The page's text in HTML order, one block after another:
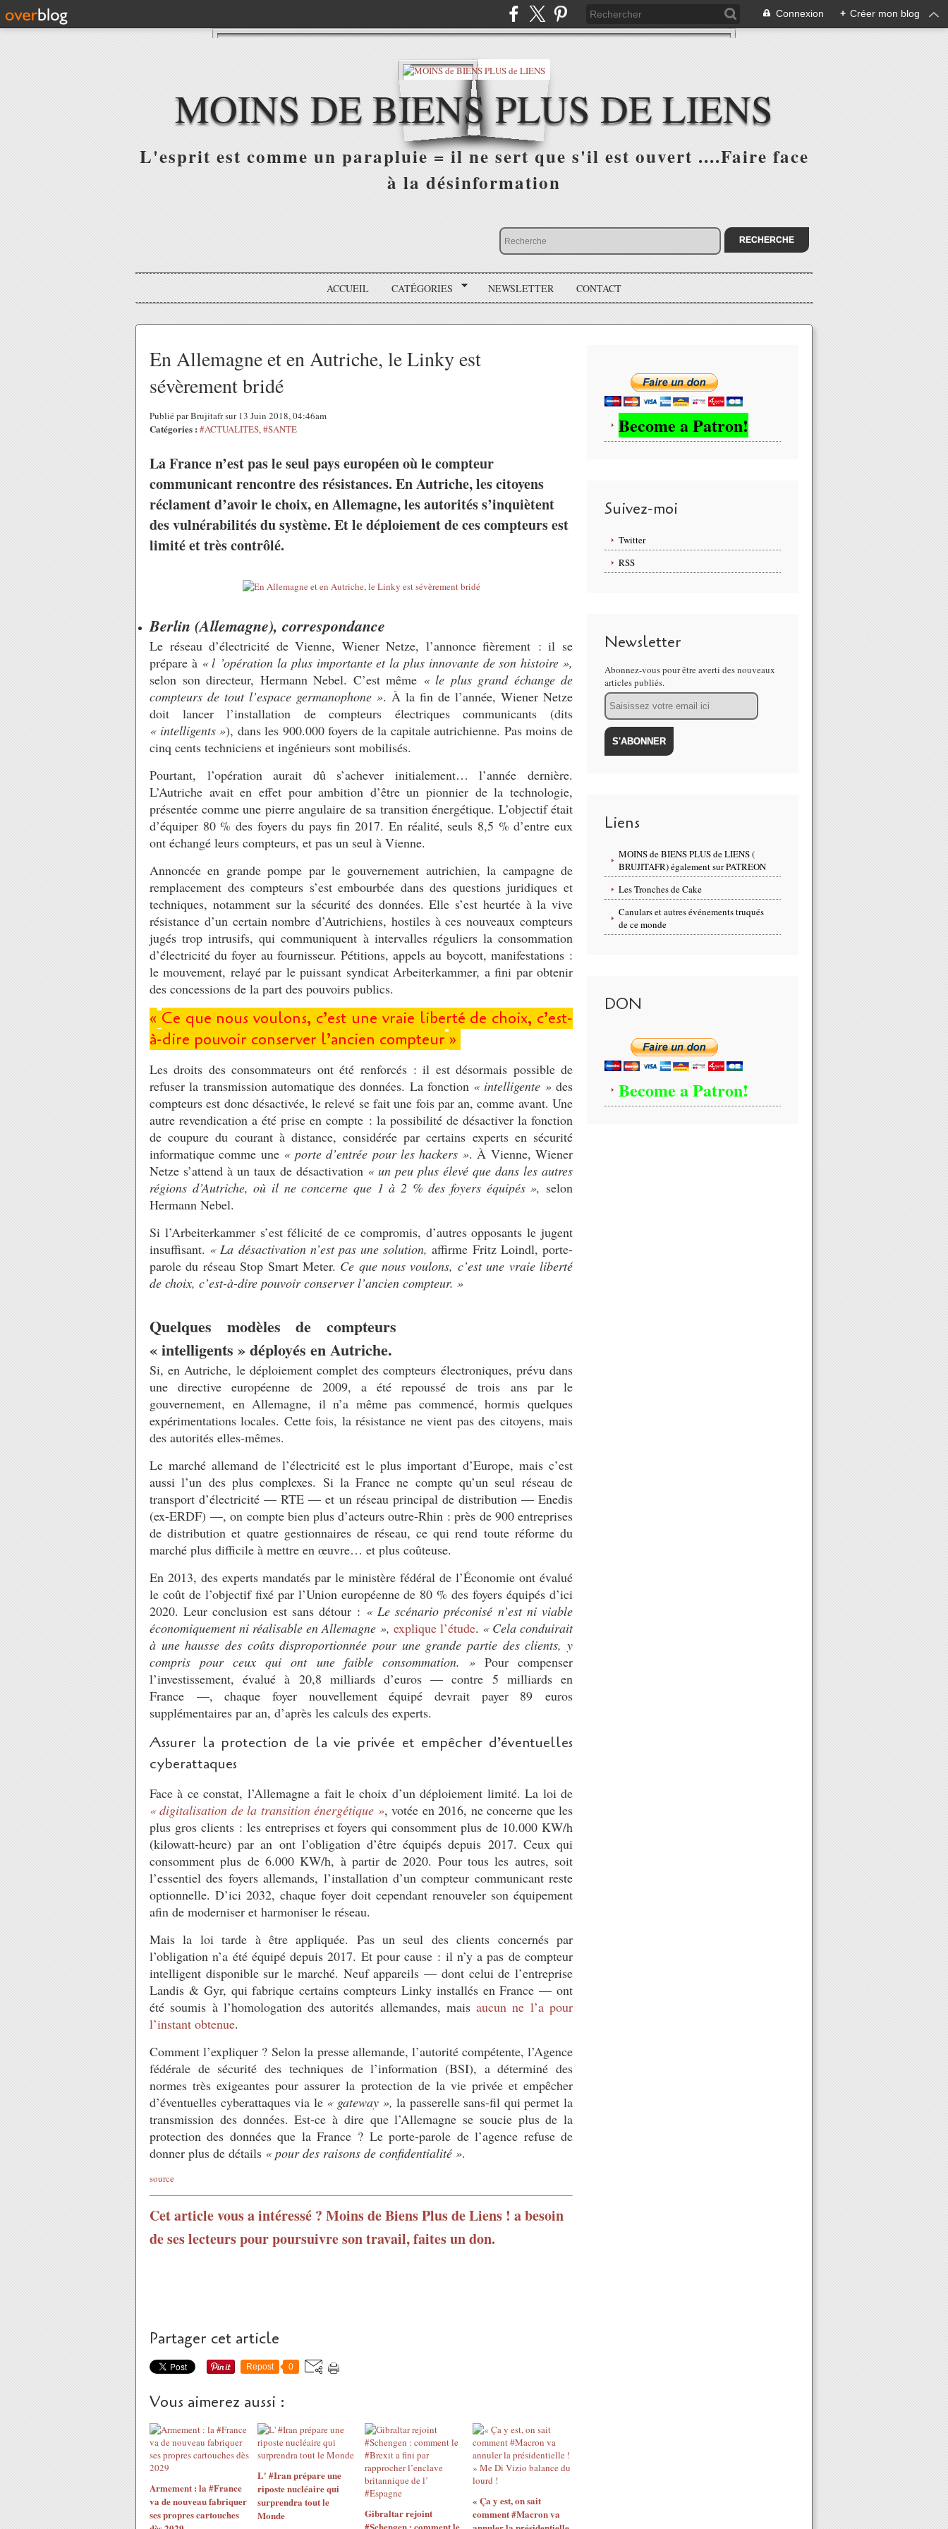
Connexion + Créer mon blog
MOINS DE BIENS PLUS DE LIENS
L'esprit est comme un parapluie = il ne sert que s'il est ouvert ....Faire face
à la désinformation
ACCUEIL CATÉGORIES NEWSLETTER CONTACT
En Allemagne et en Autriche, le Linky est
sévèrement bridé
Publié par Brujitafr sur 13 Juin 2018, 04:46am
Catégories : #ACTUALITES,#SANTE
La France n’est pas le seul pays européen où le compteur
communicant rencontre des résistances. En Autriche, les citoyens
réclament d’avoir le choix, en Allemagne, les autorités s’inquiètent
des vulnérabilités du système. Et le déploiement de ces compteurs est
limité et très contrôlé.
Berlin (Allemagne), correspondance
Le réseau d’électricité de Vienne, Wiener Netze, l’annonce fièrement : il se
prépare à « l ’opération la plus importante et la plus innovante de son histoire »,
selon son directeur, Hermann Nebel. C’est même « le plus grand échange de
compteurs de tout l’espace germanophone ». À la fin de l’année, Wiener Netze
doit lancer l’installation de compteurs électriques communicants (dits
« intelligents »), dans les 900.000 foyers de la capitale autrichienne. Pas moins de
cinq cents techniciens et ingénieurs sont mobilisés.
Pourtant, l’opération aurait dû s’achever initialement… l’année dernière.
L’Autriche avait en effet pour ambition d’être un pionnier de la technologie,
présentée comme une pierre angulaire de sa transition énergétique. L’objectif était
d’équiper 80 % des foyers du pays fin 2017. En réalité, seuls 8,5 % d’entre eux
ont échangé leurs compteurs, et pas un seul à Vienne.
Annoncée en grande pompe par le gouvernement autrichien, la campagne de
remplacement des compteurs s’est embourbée dans des questions juridiques et
techniques, notamment sur la sécurité des données. Elle s’est heurtée à la vive
résistance d’un certain nombre d’Autrichiens, hostiles à ces nouveaux compteurs
jugés trop intrusifs, qui communiquent à intervalles réguliers la consommation
d’électricité du foyer au fournisseur. Pétitions, appels au boycott, manifestations :
le mouvement, relayé par le puissant syndicat Arbeiterkammer, a fini par obtenir
des concessions de la part des pouvoirs publics.
« Ce que nous voulons, c’est une vraie liberté de choix, c’est-
à-dire pouvoir conserver l’ancien compteur »
Les droits des consommateurs ont été renforcés : il est désormais possible de
refuser la transmission automatique des données. La fonction « intelligente »des
compteurs est donc désactivée, le relevé se fait une fois par an, comme avant. Une
autre revendication a été prise en compte : la possibilité de désactiver la fonction
de coupure du courant à distance, considérée par certains experts en sécurité
informatique comme une « porte d’entrée pour les hackers ». À Vienne, Wiener
Netze s’attend à un taux de désactivation « un peu plus élevé que dans les autres
régions d’Autriche, où il ne concerne que 1 à 2 % des foyers équipés », selon
Hermann Nebel.
Si l’Arbeiterkammer s’est félicité de ce compromis, d’autres opposants le jugent
insuffisant. « La désactivation n’est pas une solution, affirme Fritz Loindl, porte-
parole du réseau Stop Smart Meter. Ce que nous voulons, c’est une vraie liberté
de choix, c’est-à-dire pouvoir conserver l’ancien compteur. »
Quelques modèles de compteurs
«intelligents » déployés en Autriche.
Si, en Autriche, le déploiement complet des compteurs électroniques, prévu dans
une directive européenne de 2009, a été repoussé de trois ans par le
gouvernement, en Allemagne, il n’a même pas commencé, hormis quelques
expérimentations locales. Cette fois, la résistance ne vient pas des citoyens, mais
des autorités elles-mêmes.
Le marché allemand de l’électricité est le plus important d’Europe, mais c’est
aussi l’un des plus complexes. Si la France ne compte qu’un seul réseau de
transport d’électricité —RTE — et un réseau principal de distribution — Enedis
(ex-ERDF) —, on compte bien plus d’acteurs outre-Rhin : près de 900 entreprises
de distribution et quatre gestionnaires de réseau, ce qui rend toute réforme du
marché plus difficile à mettre en œuvre… et plus coûteuse.
En 2013, des experts mandatés par le ministère fédéral de l’Économie ont évalué
le coût de l’objectif fixé par l’Union européenne de 80 % des foyers équipés d’ici
2020. Leur conclusion est sans détour : « Le scénario préconisé n’est ni viable
économiquement ni réalisable en Allemagne », explique l’étude. « Cela conduirait
à une hausse des coûts disproportionnée pour une grande partie des clients, y
compris pour ceux qui ont une faible consommation.
»Pour compenser
l’investissement, évalué à 20,8 milliards d’euros — contre 5 milliards en
France —, chaque foyer nouvellement équipé devrait payer 89 euros
supplémentaires par an, d’après les calculs des experts.
Assurer la protection de la vie privée et empêcher d’éventuelles
cyberattaques
Face à ce constat, l’Allemagne a fait le choix d’un déploiement limité. La loi de
« digitalisation de la transition énergétique », votée en 2016, ne concerne que les
plus gros clients : les entreprises et foyers qui consomment plus de 10.000 KW/h
(kilowatt-heure) par an ont l’obligation d’être équipés depuis 2017. Ceux qui
consomment plus de 6.000KW/h, à partir de 2020. Pour tous les autres, soit
l’essentiel des foyers allemands, l’installation d’un compteur communicant reste
optionnelle. D’ici 2032, chaque foyer doit cependant renouveler son équipement
afin de moderniser et harmoniser le réseau.
Mais la loi tarde à être appliquée. Pas un seul des clients concernés par
l’obligation n’a été équipé depuis 2017. Et pour cause : il n’y a pas de compteur
intelligent disponible sur le marché. Neuf appareils — dont celui de l’entreprise
Landis & Gyr, qui fabrique certains compteurs Linky installés en France — ont
été soumis à l’homologation des autorités allemandes, maisaucun ne l’a pour
l’instant obtenue.
Comment l’expliquer ? Selon la presse allemande, l’autorité compétente, l’Agence
fédérale de sécurité des techniques de l’information (BSI), a déterminé des
normes très exigeantes pour assurer la protection de la vie privée et empêcher
d’éventuelles cyberattaques via le « gateway », la passerelle sans-fil qui permet la
transmission des données. Est-ce à dire que l’Allemagne se soucie plus de la
protection des données que la France ? Le porte-parole de l’agence refuse de
donner plus de détails « pour des raisons de confidentialité ».
source
Cet article vous a intéressé ? Moins de Biens Plus de Liens ! a besoin
de ses lecteurs pour poursuivre son travail, faites un don.
Partager cet article
Repost 0
Vous aimerez aussi :
Armement : la #France
va de nouveau fabriquer
ses propres cartouches
L' #Iran prépare une
riposte nucléaire qui
surprendra tout le
Monde
Gibraltar rejoint
« Ça y est, on sait
comment #Macron va
Become a Patron!
Suivez-moi
Twitter
RSS
Newsletter
Abonnez-vous pour être averti des nouveaux
articles publiés.
Email
Liens
MOINS de BIENS PLUS de LIENS (
BRUJITAFR) également sur PATREON
Les Tronches de Cake
Canulars et autres événements truqués
de ce monde
DON
Become a Patron!